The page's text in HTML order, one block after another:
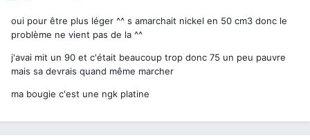
oui pour être plus léger ^^ s amarchait nickel en 50 cm3 donc le
problème ne vient pas de la ^^
j'avai mit un 90 et c'était beaucoup trop donc 75 un peu pauvre
mais sa devrais quand même marcher
ma bougie c'est une ngk platine